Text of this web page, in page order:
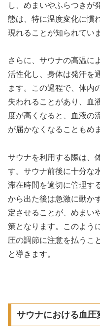
し、めまいやふらつきが
態は、特に温度変化に慣
現れることが知られてい
さらに、サウナの高温に
活性化し、身体は発汗を
ます。この過程で、体内
失われることがあり、血
度が高くなると、血液の
が届かなくなることもめ
サウナを利用する際は、
す。サウナ前後に十分な
滞在時間を適切に管理す
から出た後は急激に動か
定させることが、めまい
策となります。このよう
圧の調節に注意を払うこ
と導きます。
サウナにおける血圧